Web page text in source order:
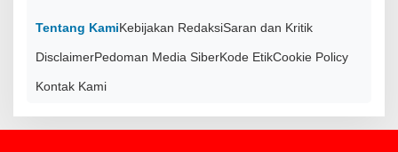
Tentang KamiKebijakan RedaksiSaran dan Kritik
DisclaimerPedoman Media SiberKode EtikCookie Policy
Kontak Kami